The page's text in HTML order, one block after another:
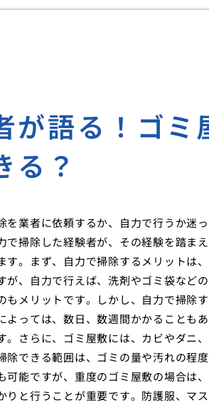
が語る！ゴミ
る？
を業者に依頼するか、自力で行うか迷
で掃除した経験者が、その経験を踏ま
す。まず、自力で掃除するメリットは
が、自力で行えば、洗剤やゴミ袋など
もメリットです。しかし、自力で掃除
よっては、数日、数週間かかることも
。さらに、ゴミ屋敷には、カビやダニ
除できる範囲は、ゴミの量や汚れの程
可能ですが、重度のゴミ屋敷の場合は
りと行うことが重要です。防護服、マ